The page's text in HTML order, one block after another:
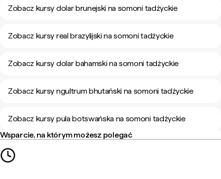
Zobacz kursy dolar brunejski na somoni tadżyckie
Zobacz kursy real brazylijski na somoni tadżyckie
Zobacz kursy dolar bahamski na somoni tadżyckie
Zobacz kursy ngultrum bhutański na somoni tadżyckie
Zobacz kursy pula botswańska na somoni tadżyckie
Wsparcie, na którym możesz polegać